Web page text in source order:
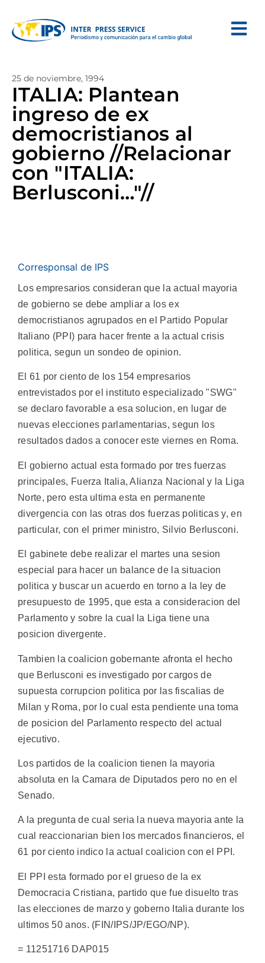
25 de noviembre, 1994
ITALIA: Plantean
ingreso de ex
democristianos al
gobierno //Relacionar
con "ITALIA:
Berlusconi…"//
Corresponsal de IPS
Los empresarios consideran que la actual mayoria
de gobierno se debe ampliar a los ex
democristianos agrupados en el Partido Popular
Italiano (PPI) para hacer frente a la actual crisis
politica, segun un sondeo de opinion.
El 61 por ciento de los 154 empresarios
entrevistados por el instituto especializado "SWG"
se declaro favorable a esa solucion, en lugar de
nuevas elecciones parlamentarias, segun los
resultados dados a conocer este viernes en Roma.
El gobierno actual esta formado por tres fuerzas
principales, Fuerza Italia, Alianza Nacional y la Liga
Norte, pero esta ultima esta en permanente
divergencia con las otras dos fuerzas politicas y, en
particular, con el primer ministro, Silvio Berlusconi.
El gabinete debe realizar el martes una sesion
especial para hacer un balance de la situacion
politica y buscar un acuerdo en torno a la ley de
presupuesto de 1995, que esta a consideracion del
Parlamento y sobre la cual la Liga tiene una
posicion divergente.
Tambien la coalicion gobernante afronta el hecho
que Berlusconi es investigado por cargos de
supuesta corrupcion politica por las fiscalias de
Milan y Roma, por lo cual esta pendiente una toma
de posicion del Parlamento respecto del actual
ejecutivo.
Los partidos de la coalicion tienen la mayoria
absoluta en la Camara de Diputados pero no en el
Senado.
A la pregunta de cual seria la nueva mayoria ante la
cual reaccionarian bien los mercados financieros, el
61 por ciento indico la actual coalicion con el PPI.
El PPI esta formado por el grueso de la ex
Democracia Cristiana, partido que fue disuelto tras
las elecciones de marzo y goberno Italia durante los
ultimos 50 anos. (FIN/IPS/JP/EGO/NP).
= 11251716 DAP015